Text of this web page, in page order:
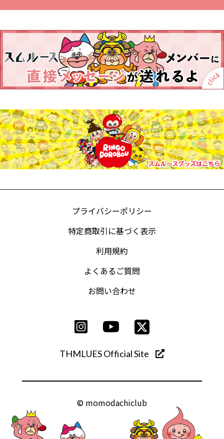
プライバシーポリシー
特定商取引に基づく表示
利用規約
よくあるご質問
お問い合わせ
THMLUES Official Site
© momodachiclub